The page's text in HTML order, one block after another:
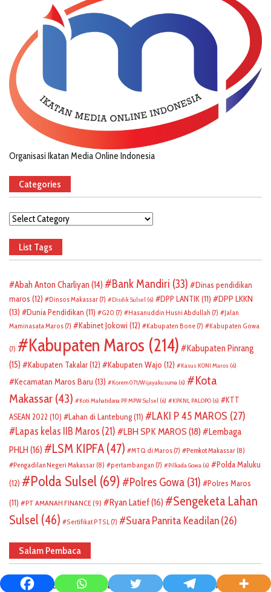
Organisasi Ikatan Media Online Indonesia
Categories
Categories
List Tags
Abah Anton Charliyan (14) Bank Mandiri (33)
Dinas pendidikan
maros (12) Dinsos Makassar (7) Disdik Sulsel (6) DPP LANTIK(11)
DPP LKKN
(13)
Dunia Pendidikan (11) G20 (7) Hasanuddin Husni Abdullah (7)
Jalan
Maminasata Maros (7) Kabinet Jokowi (12) Kabupaten Bone (7) Kabupaten Gowa
(7) Kabupaten Maros (214)
Kabupaten Pinrang
(15)
Kabupaten Takalar(12) Kabupaten Wajo (12) Kasus KONI Maros (6)
Kecamatan Maros Baru (13) Korem 071/Wijayakusuma (6)
Kota
Makassar (43) Koti Mahatidana PP MPW Sulsel (6) KPKNL PALOPO (6)
KTT
ASEAN 2022 (10) Lahan di Lantebung(11) LAKI P 45 MAROS (27)
Lapas kelas IIB Maros (21) LBH SPK MAROS (18)
Lembaga
PHLH (16) LSM KIPFA (47) MTQ di Maros (7) Pemkot Makassar (8)
Pengadilan Negeri Makassar (8) pertambangan (7) Pilkada Gowa (6)
Polda Maluku
(12)
Polda Sulsel (69) Polres Gowa (31)
Polres Maros
(11)
PT AMANAH FINANCE(9) Ryan Latief(16)
Sengeketa Lahan
Sulsel (46) Sertifikat PTSL (7) Suara Panrita Keadilan(26)
Salam Pembaca
𝘠𝘖𝘏𝘈𝘕𝘌𝘚 𝘌𝘓𝘌𝘛𝘙𝘐𝘜𝘚 onLompatan PSN Ngada di Liga Nasional,